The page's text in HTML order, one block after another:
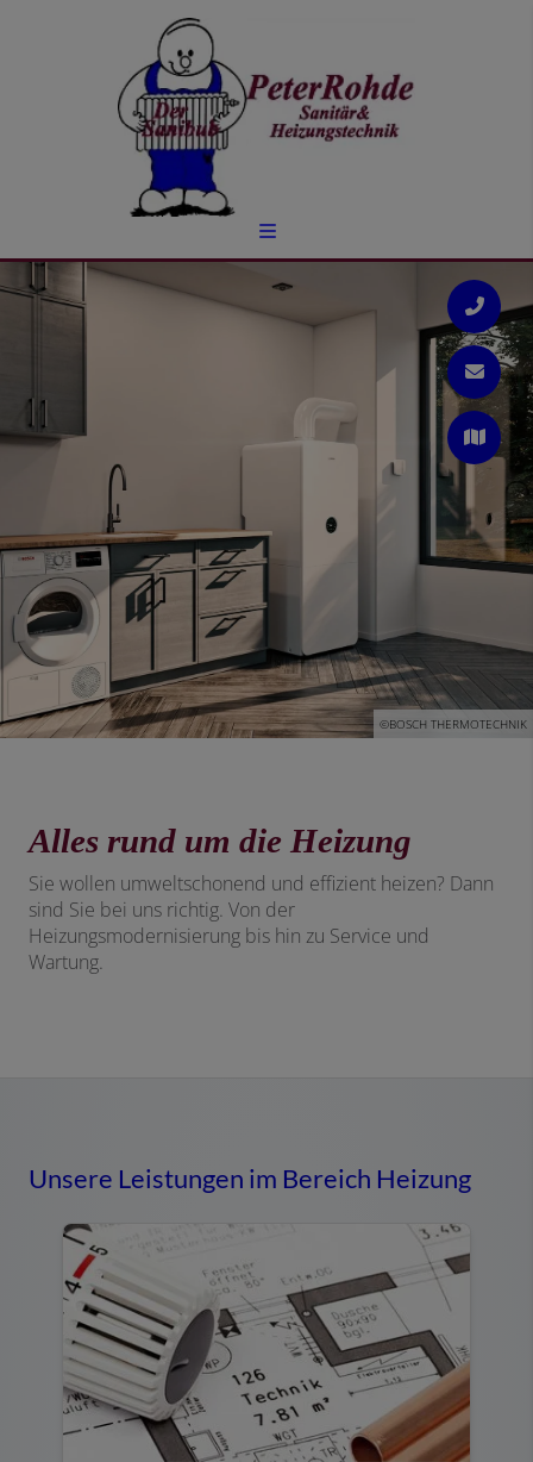
©BOSCH THERMOTECHNIK
Alles rund um die Heizung
Sie wollen umweltschonend und effizient heizen? Dann
sind Sie bei uns richtig. Von der
Heizungsmodernisierung bis hin zu Service und
Wartung.
Unsere Leistungen im Bereich Heizung